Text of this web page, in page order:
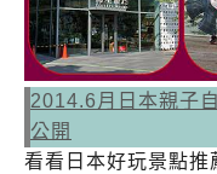
2014.6月日本親子
公開
看看 日本好玩景點推